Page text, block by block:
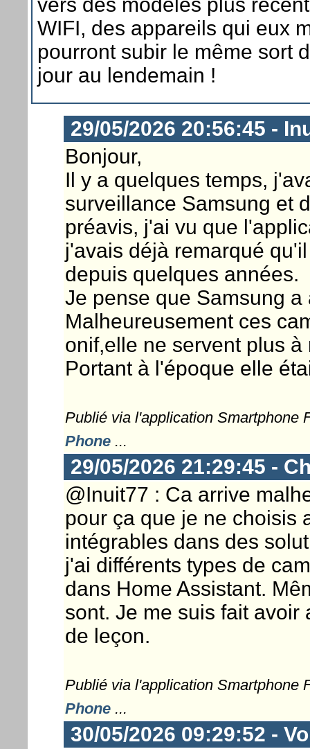
WIFI, des appareils qui eux
pourront subir le même sort
jour au lendemain !
29/05/2026 20:56:45 -
Bonjour,
Il y a quelques temps,
surveillance Samsung et
préavis, j'ai vu que
j'avais déjà remarqué
depuis quelques années.
Je pense que Samsung
Malheureusement ces
onif,elle ne servent plus à
Portant à l'époque elle
Publié via l'application Smartphone
Phone...
29/05/2026 21:29:45 -
@Inuit77 : Ca arrive
pour ça que je ne choisis
intégrables dans des
j'ai différents types de
dans Home Assistant.
sont. Je me suis fait
de leçon.
Publié via l'application Smartphone
Phone...
30/05/2026 09:29:52 -